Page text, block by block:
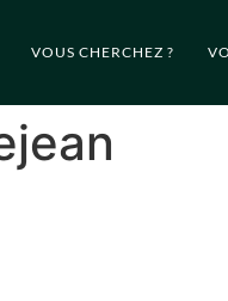
VOUS CHERCHEZ ?